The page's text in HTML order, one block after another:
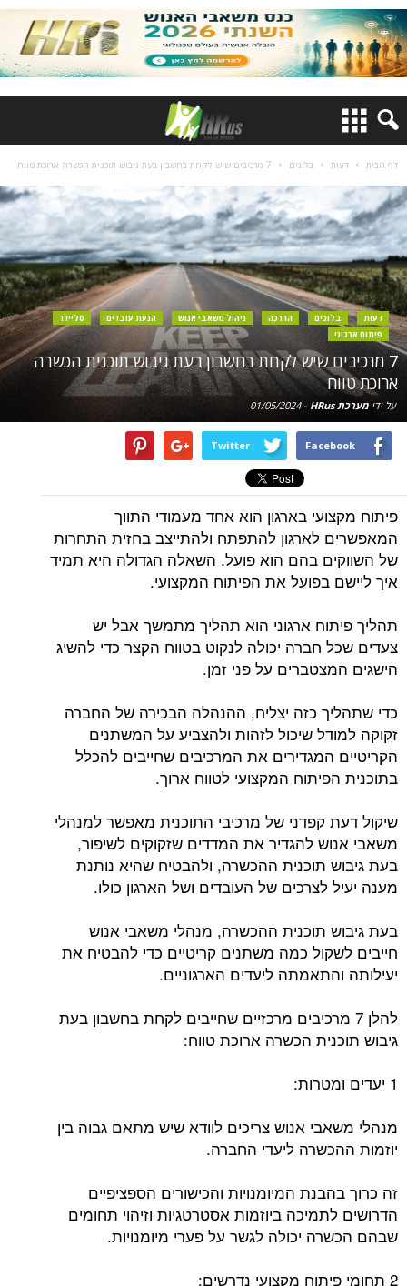
דף הבית דעות בלוגים 7 מרכיבים שיש לקחת בחשבון בעת גיבוש תוכנית הכשרה ארוכת טווח
דעות בלוגים הדרכה ניהול משאבי אנוש הנעת עובדים
סליידר
פיתוח ארגוני
7 מרכיבים שיש לקחת בחשבון בעת גיבוש תוכנית הכשרה
ארוכת טווח
על ידי מערכת HRus -
01/05/2024
Facebook
Twitter
פיתוח מקצועי בארגון הוא אחד מעמודי התווך
המאפשרים לארגון להתפתח ולהתייצב בחזית התחרות
של השווקים בהם הוא פועל. השאלה הגדולה היא תמיד
איך ליישם בפועל את הפיתוח המקצועי.
תהליך פיתוח ארגוני הוא תהליך מתמשך אבל יש
צעדים שכל חברה יכולה לנקוט בטווח הקצר כדי להשיג
הישגים המצטברים על פני זמן.
כדי שתהליך כזה יצליח, ההנהלה הבכירה של החברה
זקוקה למודל שיכול לזהות ולהצביע על המשתנים
הקריטיים המגדירים את המרכיבים שחייבים להכלל
בתוכנית הפיתוח המקצועי לטווח ארוך.
שיקול דעת קפדני של מרכיבי התוכנית מאפשר למנהלי
משאבי אנוש להגדיר את המדדים שזקוקים לשיפור,
בעת גיבוש תוכנית ההכשרה, ולהבטיח שהיא נותנת
מענה יעיל לצרכים של העובדים ושל הארגון כולו.
בעת גיבוש תוכנית ההכשרה, מנהלי משאבי אנוש
חייבים לשקול כמה משתנים קריטיים כדי להבטיח את
יעילותה והתאמתה ליעדים הארגוניים.
להלן 7 מרכיבים מרכזיים שחייבים לקחת בחשבון בעת
גיבוש תוכנית הכשרה ארוכת טווח:
1 יעדים ומטרות:
מנהלי משאבי אנוש צריכים לוודא שיש מתאם גבוה בין
יוזמות ההכשרה ליעדי החברה.
זה כרוך בהבנת המיומנויות והכישורים הספציפיים
הדרושים לתמיכה ביוזמות אסטרטגיות וזיהוי תחומים
שבהם הכשרה יכולה לגשר על פערי מיומנויות.
2 תחומי פיתוח מקצועי נדרשים: